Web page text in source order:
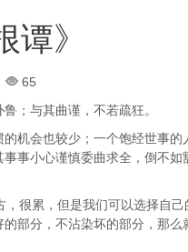
》
65
；与其曲谨，不若疏狂。
机会也较少；一个饱经世事的
事小心谨慎委曲求全，倒不如
很累，但是我们可以选择自
部分，不沾染坏的部分，那么